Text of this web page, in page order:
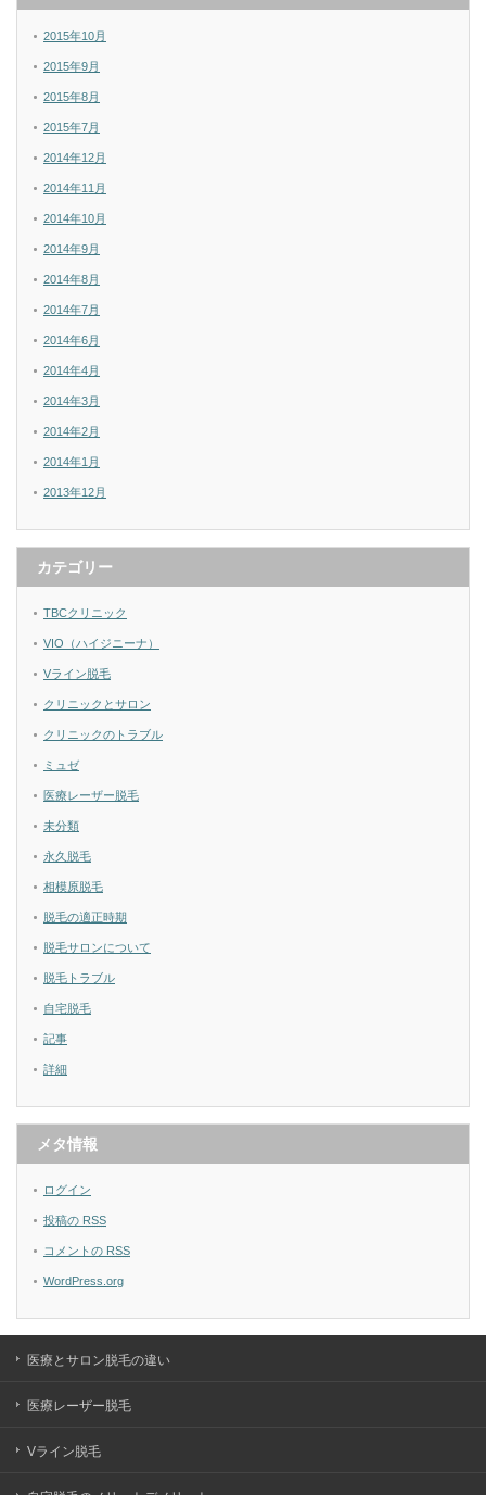
2015年10月
2015年9月
2015年8月
2015年7月
2014年12月
2014年11月
2014年10月
2014年9月
2014年8月
2014年7月
2014年6月
2014年4月
2014年3月
2014年2月
2014年1月
2013年12月
カテゴリー
TBCクリニック
VIO（ハイジニーナ）
Vライン脱毛
クリニックとサロン
クリニックのトラブル
ミュゼ
医療レーザー脱毛
未分類
永久脱毛
相模原脱毛
脱毛の適正時期
脱毛サロンについて
脱毛トラブル
自宅脱毛
記事
詳細
メタ情報
ログイン
投稿の RSS
コメントの RSS
WordPress.org
医療とサロン脱毛の違い
医療レーザー脱毛
Vライン脱毛